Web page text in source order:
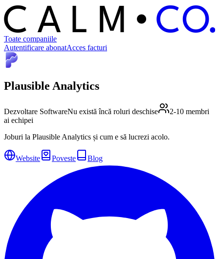
C ALM C O.
Toate companiile
Autentificare abonatAcces facturi
Plausible Analytics
Dezvoltare SoftwareNu există încă roluri deschise
2-10 membri
ai echipei
Joburi la Plausible Analytics și cum e să lucrezi acolo.
Website Poveste Blog